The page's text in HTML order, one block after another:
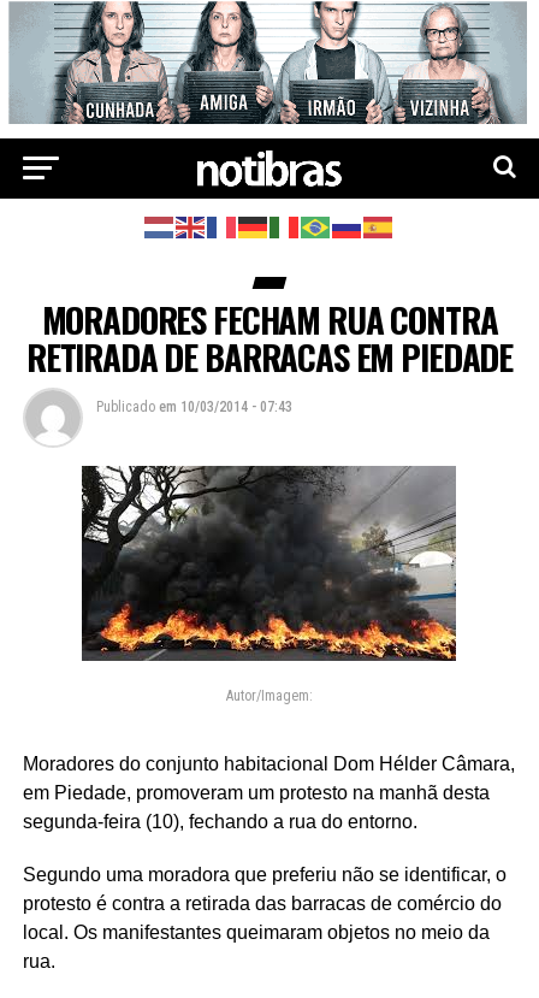
MORADORES FECHAM RUA CONTRA
RETIRADA DE BARRACAS EM PIEDADE
Publicado em 10/03/2014 - 07:43
Autor/Imagem:
Moradores do conjunto habitacional Dom Hélder Câmara,
em Piedade, promoveram um protesto na manhã desta
segunda-feira (10), fechando a rua do entorno.
Segundo uma moradora que preferiu não se identificar, o
protesto é contra a retirada das barracas de comércio do
local. Os manifestantes queimaram objetos no meio da
rua.